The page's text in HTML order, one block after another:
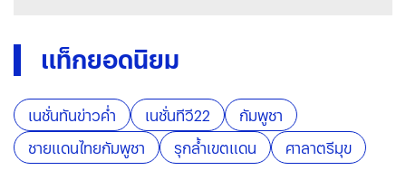
แท็กยอดนิยม
เนชั่นทันข่าวค่ำ เนชั่นทีวี22
กัมพูชา
ชายแดนไทยกัมพูชา
รุกล้ำเขตแดน ศาลาตรีมุข